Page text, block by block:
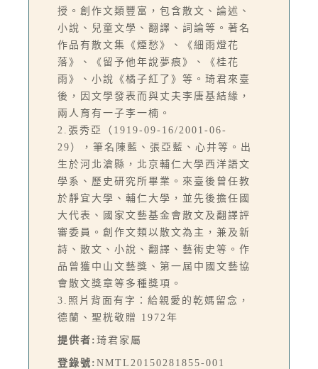
授。創作文類豐富，包含散文、論述、
小說、兒童文學、翻譯、詞論等。著名
作品有散文集《煙愁》、《細雨燈花
落》、《留予他年說夢痕》、《桂花
雨》、小說《橘子紅了》等。琦君來臺
後，因文學發表而與丈夫李唐基結緣，
兩人育有一子李一楠。
2.張秀亞（1919-09-16/2001-06-
29），筆名陳藍、張亞藍、心井等。出
生於河北滄縣，北京輔仁大學西洋語文
學系、歷史研究所畢業。來臺後曾任教
於靜宜大學、輔仁大學，並先後擔任國
大代表、國家文藝基金會散文及翻譯評
審委員。創作文類以散文為主，兼及新
詩、散文、小說、翻譯、藝術史等。作
品曾獲中山文藝獎、第一屆中國文藝協
會散文獎章等多種獎項。
3.照片背面有字：給親愛的乾媽留念，
德蘭、聖桄敬贈 1972年
提供者: 琦君家屬
登錄號: NMTL20150281855-001